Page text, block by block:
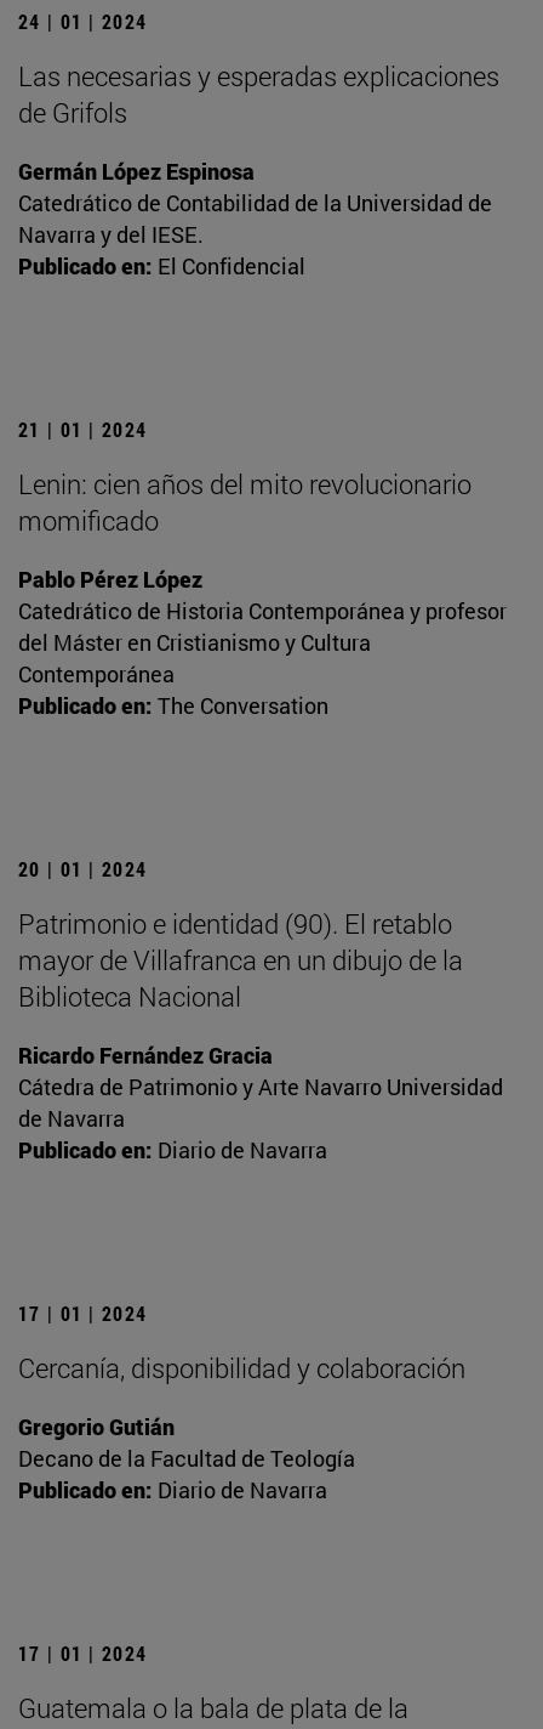
24 | 01 | 2024
Las necesarias y esperadas explicaciones
de Grifols
Germán López Espinosa
Catedrático de Contabilidad de la Universidad de
Navarra y del IESE.
Publicado en: El Confidencial
21 | 01 | 2024
Lenin: cien años del mito revolucionario
momificado
Pablo Pérez López
Catedrático de Historia Contemporánea y profesor
del Máster en Cristianismo y Cultura
Contemporánea
Publicado en: The Conversation
20 | 01 | 2024
Patrimonio e identidad (90). El retablo
mayor de Villafranca en un dibujo de la
Biblioteca Nacional
Ricardo Fernández Gracia
Cátedra de Patrimonio y Arte Navarro Universidad
de Navarra
Publicado en: Diario de Navarra
17 | 01 | 2024
Cercanía, disponibilidad y colaboración
Gregorio Gutián
Decano de la Facultad de Teología
Publicado en: Diario de Navarra
17 | 01 | 2024
Guatemala o la bala de plata de la